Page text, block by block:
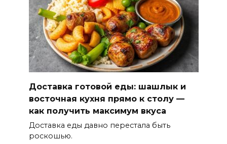
Доставка готовой еды: шашлык и
восточная кухня прямо к столу —
как получить максимум вкуса
Доставка еды давно перестала быть
роскошью.